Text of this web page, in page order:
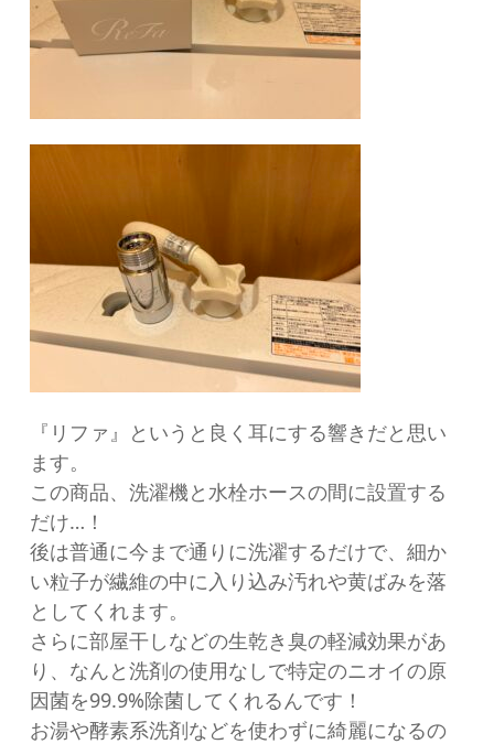
『リファ』というと良く耳にする響きだと思い
ます。
この商品、洗濯機と水栓ホースの間に設置する
だけ…！
後は普通に今まで通りに洗濯するだけで、細か
い粒子が繊維の中に入り込み汚れや黄ばみを落
としてくれます。
さらに部屋干しなどの生乾き臭の軽減効果があ
り、なんと洗剤の使用なしで特定のニオイの原
因菌を99.9%除菌してくれるんです！
お湯や酵素系洗剤などを使わずに綺麗になるの